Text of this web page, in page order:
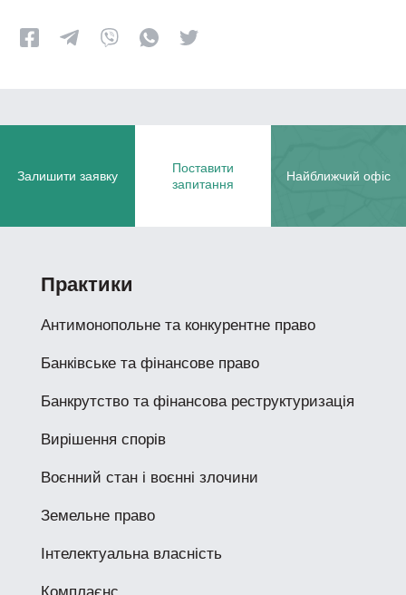
Залишити заявку
Поставити
запитання
Найближчий офіс
Практики
Антимонопольне та конкурентне право
Банківське та фінансове право
Банкрутство та фінансова реструктуризація
Вирішення спорів
Воєнний стан і воєнні злочини
Земельне право
Інтелектуальна власність